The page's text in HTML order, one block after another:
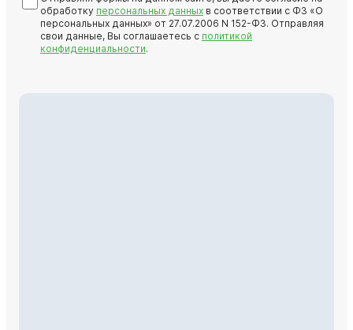
обработку персональных данных в соответствии с ФЗ «О
персональных данных» от 27.07.2006 N 152-ФЗ. Отправляя
свои данные, Вы соглашаетесь с политикой
конфиденциальности.